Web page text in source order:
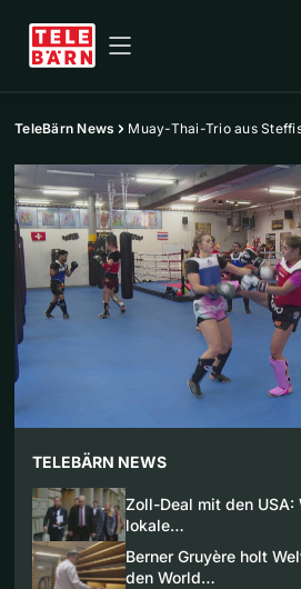
TeleBärn News Muay-Thai-Trio aus
TELEBÄRN NEWS
Zoll-Deal mit den USA:
lokale…
Berner Gruyère holt
den World…